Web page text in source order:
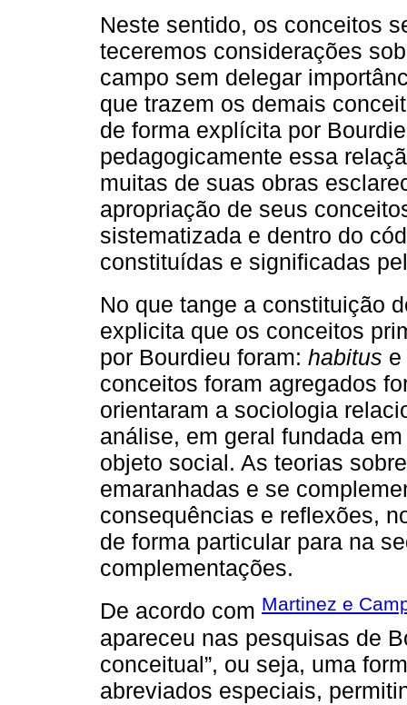
Neste sentido, os conceitos
teceremos considerações
campo sem delegar
que trazem os demais
de forma explícita por
pedagogicamente essa
muitas de suas obras
apropriação de seus
sistematizada e dentro do
constituídas e significadas
No que tange a constituição
explicita que os conceitos
por Bourdieu foram: habitus e
conceitos foram agregados
orientaram a sociologia
análise, em geral fundada
objeto social. As teorias
emaranhadas e se
consequências e reflexões,
de forma particular para na
complementações.
De acordo com Martinez e
apareceu nas pesquisas de
conceitual”, ou seja, uma
abreviados especiais,